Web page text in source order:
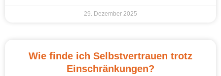
29. Dezember 2025
Wie finde ich Selbstvertrauen trotz
Einschränkungen?